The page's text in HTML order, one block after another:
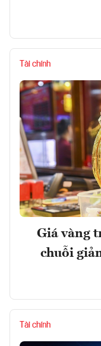
Tài chính
Giá vàng
chuỗi
Tài chính